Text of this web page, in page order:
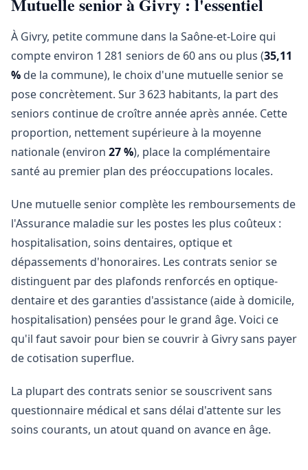
À Givry, petite commune dans la Saône-et-Loire qui
compte environ 1 281 seniors de 60 ans ou plus (35,11
% de la commune), le choix d'une mutuelle senior se
pose concrètement. Sur 3 623 habitants, la part des
seniors continue de croître année après année. Cette
proportion, nettement supérieure à la moyenne
nationale (environ 27 %), place la complémentaire
santé au premier plan des préoccupations locales.
Une mutuelle senior complète les remboursements de
l'Assurance maladie sur les postes les plus coûteux :
hospitalisation, soins dentaires, optique et
dépassements d'honoraires. Les contrats senior se
distinguent par des plafonds renforcés en optique-
dentaire et des garanties d'assistance (aide à domicile,
hospitalisation) pensées pour le grand âge. Voici ce
qu'il faut savoir pour bien se couvrir à Givry sans payer
de cotisation superflue.
La plupart des contrats senior se souscrivent sans
questionnaire médical et sans délai d'attente sur les
soins courants, un atout quand on avance en âge.